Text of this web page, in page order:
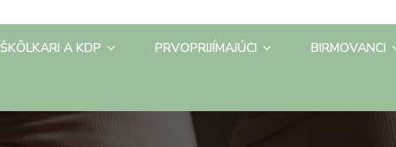
ŠKÔLKARI A KDP PRVOPRIJÍMAJÚCI BIRMOVANCI